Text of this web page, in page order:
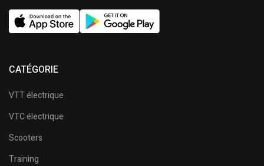
CATÉGORIE
VTT électrique
VTC électrique
Scooters
Training